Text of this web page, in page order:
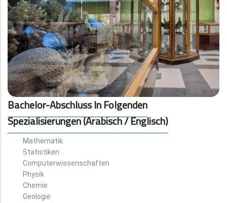
Bachelor-Abschluss In Folgenden
Spezialisierungen (Arabisch / Englisch)
Mathematik
Statistiken
Computerwissenschaften
Physik
Chemie
Geologie